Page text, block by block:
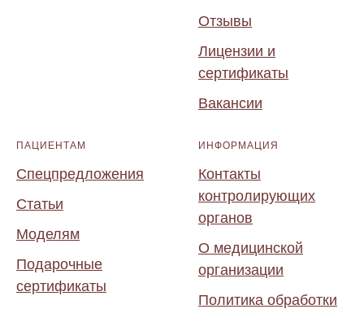
Отзывы
Лицензии и
сертификаты
Вакансии
ПАЦИЕНТАМ
Спецпредложения
Статьи
Моделям
Подарочные
сертификаты
ИНФОРМАЦИЯ
Контакты
контролирующих
органов
О медицинской
организации
Политика обработки